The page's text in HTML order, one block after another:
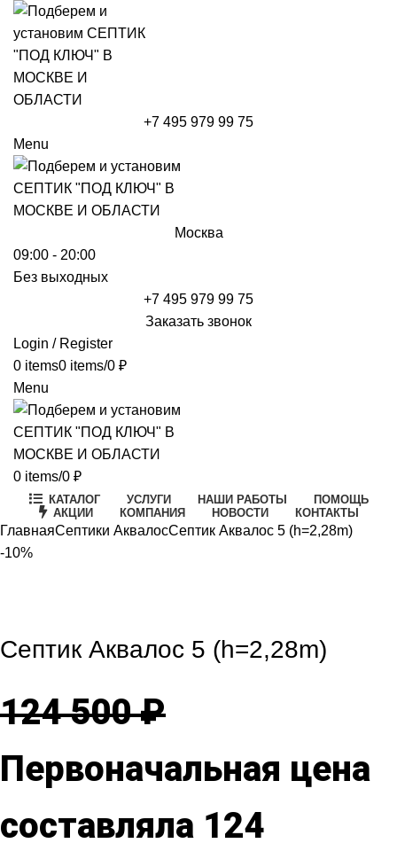
+7 495 979 99 75
Menu
Москва
09:00 - 20:00
Без выходных
+7 495 979 99 75
Заказать звонок
Login / Register
0 items0 items/0 ₽
Menu
0 items/0 ₽
КАТАЛОГ УСЛУГИ НАШИ РАБОТЫ
ПОМОЩЬ
АКЦИИ
КОМПАНИЯ НОВОСТИ КОНТАКТЫ
ГлавнаяСептики АквалосСептик Аквалос 5 (h=2,28m)
-10%
Септик Аквалос 5 (h=2,28m)
124 500₽
Первоначальная цена
составляла 124